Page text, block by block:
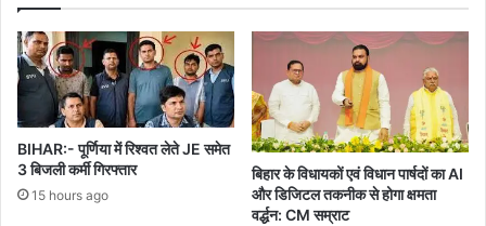
BIHAR:- पूर्णिया में रिश्वत लेते JE समेत
3 बिजली कर्मी गिरफ्तार
15 hours ago
बिहार के विधायकों एवं विधान पार्षदों का AI
और डिजिटल तकनीक से होगा क्षमता
वर्द्धन: CM सम्राट